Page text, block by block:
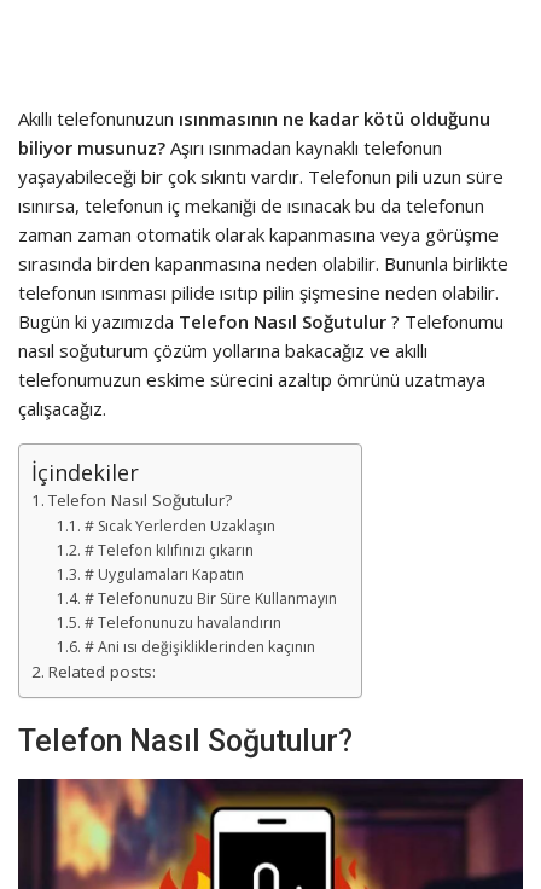
Akıllı telefonunuzun ısınmasının ne kadar kötü olduğunu
biliyor musunuz? Aşırı ısınmadan kaynaklı telefonun
yaşayabileceği bir çok sıkıntı vardır. Telefonun pili uzun süre
ısınırsa, telefonun iç mekaniği de ısınacak bu da telefonun
zaman zaman otomatik olarak kapanmasına veya görüşme
sırasında birden kapanmasına neden olabilir. Bununla birlikte
telefonun ısınması pilide ısıtıp pilin şişmesine neden olabilir.
Bugün ki yazımızda Telefon Nasıl Soğutulur ? Telefonumu
nasıl soğuturum çözüm yollarına bakacağız ve akıllı
telefonumuzun eskime sürecini azaltıp ömrünü uzatmaya
çalışacağız.
İçindekiler
Telefon Nasıl Soğutulur?
# Sıcak Yerlerden Uzaklaşın
# Telefon kılıfınızı çıkarın
# Uygulamaları Kapatın
# Telefonunuzu Bir Süre Kullanmayın
# Telefonunuzu havalandırın
# Ani ısı değişikliklerinden kaçının
Related posts:
Telefon Nasıl Soğutulur?